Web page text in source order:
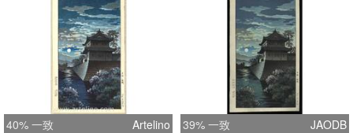
40% 一致 Artelino 39% 一致 JAODB